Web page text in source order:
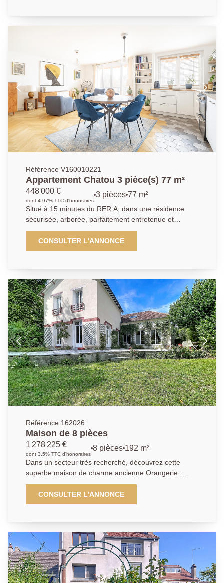
Référence V160010221
Appartement Chatou 3 pièce(s) 77 m²
448 000 €
dont 4.97% TTC d'honoraires
3 pièces 77 m²
Situé à 15 minutes du RER A, dans une résidence
sécurisée, arborée, parfaitement entretenue et
équipée d'un ascenseur, cet appartement 3 pièces
entièrement rénové offre un cadre de vie idéal alliant
calme, confort et proximité des transports.Il se
lave-vaisselle, micro-ondes).L'espace nuit comprend
deux chambres, dont une avec dressing intégré, ainsi
qu'une salle d'eau contemporaine, de nombreux
rangements et des toilettes séparés.Vous bénéficierez
de prestations haut de gamme : parquet en chêne
point de Hongrie, double vitrage, stores électriques.La
résidence dispose également d'un gardien, assurant
sécurité et tranquillité.Cet appartement est idéal pour
ceux recherchant un cadre de vie paisible. Un box en
sous-sol et une cave complètent le bien.
CONSULTER L'ANNONCE
Référence 162026
Maison de 8 pièces
1 278 225 €
dont 3.5% TTC d'honoraires
8 pièces 192 m²
Dans un secteur très recherché, découvrez cette
superbe maison de charme ancienne Orangerie :
offrant 8 pièces spacieuses et lumineuses. Dès
l'entrée, vous serez séduit par un vaste hall
desservant un élégant salon avec cheminée, un
première chambre avec sa salle d'eau privative
complète le rez-de-chaussée, apportant confort et
praticité. À l'étage, le palier dessert plusieurs espaces
nuit : deux chambres chacune dotée de leur propre
cabinet de toilette, une salle de bains, trois autres
CONSULTER L'ANNONCE